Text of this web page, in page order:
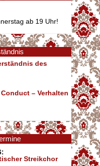
ab 19 Uhr!
des
– Verhalten
Streikchor